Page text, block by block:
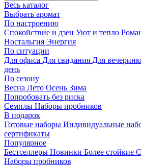
Весь каталог
Выбрать аромат
По настроению
Спокойствие и дзен Уют и тепло
Ностальгия Энергия
По ситуации
Для офиса Для свидания Для
день
По сезону
Весна Лето Осень Зима
Попробовать без риска
Семплы Наборы пробников
В подарок
Готовые наборы Индивидуальные
сертификаты
Популярное
Бестселлеры Новинки Более стойкие
Наборы пробников